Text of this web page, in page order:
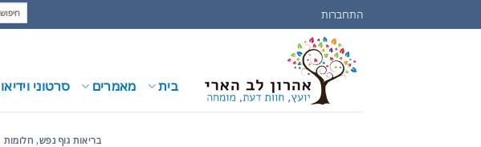
to
התחברות
בית מאמרים סרטוני וידיאו
בריאות גוף נפש, חלומות